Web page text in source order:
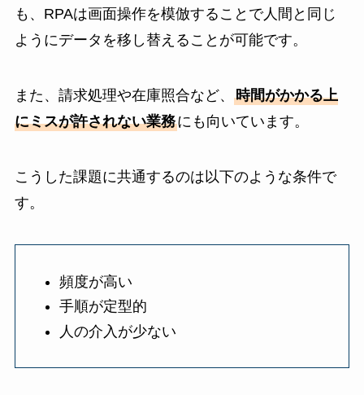
も、RPAは画面操作を模倣することで人間と同じ
ようにデータを移し替えることが可能です。
また、請求処理や在庫照合など、 時間がかかる上
にミスが許されない業務にも向いています。
こうした課題に共通するのは以下のような条件で
す。
頻度が高い
手順が定型的
人の介入が少ない